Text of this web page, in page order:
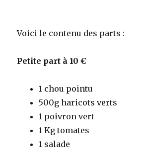
Voici le contenu des parts :
Petite part à 10 €
1 chou pointu
500g haricots verts
1 poivron vert
1 Kg tomates
1 salade